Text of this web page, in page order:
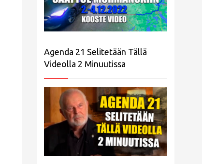
Agenda 21 Selitetään Tällä
Videolla 2 Minuutissa